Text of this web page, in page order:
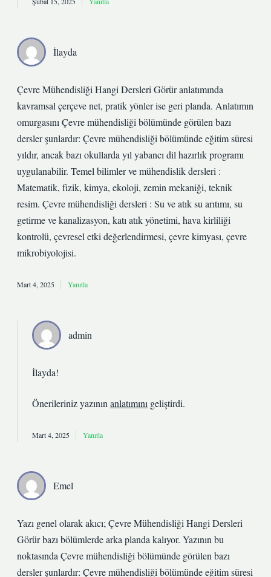
İlayda
Çevre Mühendisliği Hangi Dersleri Görür anlatımında
kavramsal çerçeve net, pratik yönler ise geri planda. Anlatımın
omurgasını Çevre mühendisliği bölümünde görülen bazı
dersler şunlardır: Çevre mühendisliği bölümünde eğitim süresi
yıldır, ancak bazı okullarda yıl yabancı dil hazırlık programı
uygulanabilir. Temel bilimler ve mühendislik dersleri :
Matematik, fizik, kimya, ekoloji, zemin mekaniği, teknik
resim. Çevre mühendisliği dersleri : Su ve atık su arıtımı, su
getirme ve kanalizasyon, katı atık yönetimi, hava kirliliği
kontrolü, çevresel etki değerlendirmesi, çevre kimyası, çevre
mikrobiyolojisi.
Mart 4, 2025 Yanıtla
admin
İlayda!
Önerileriniz yazının anlatımını geliştirdi.
Mart 4, 2025 Yanıtla
Emel
Yazı genel olarak akıcı; Çevre Mühendisliği Hangi Dersleri
Görür bazı bölümlerde arka planda kalıyor. Yazının bu
noktasında Çevre mühendisliği bölümünde görülen bazı
dersler şunlardır: Çevre mühendisliği bölümünde eğitim süresi